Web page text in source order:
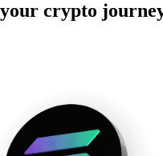
crypto